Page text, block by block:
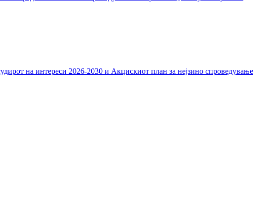
на интереси 2026-2030 и Акцискиот план за нејзино спроведување